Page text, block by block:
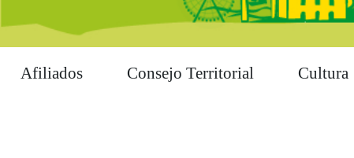
Afiliados Consejo Territorial Cultura